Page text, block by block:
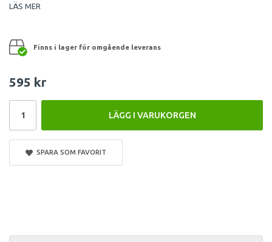
LÄS MER
Finns i lager för omgående leverans
595 kr
LÄGG I VARUKORGEN
SPARA SOM FAVORIT